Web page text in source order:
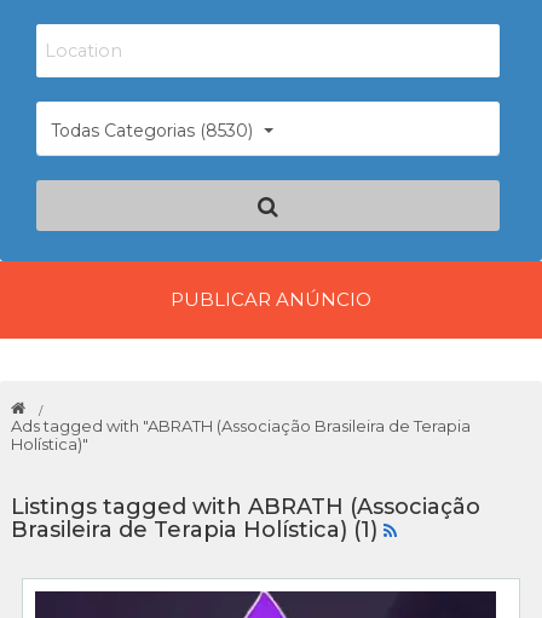
Todas Categorias (8530)
PUBLICAR ANÚNCIO
Ads tagged with "ABRATH (Associação Brasileira de Terapia
Holística)"
Listings tagged with ABRATH (Associação
Brasileira de Terapia Holística) (1)